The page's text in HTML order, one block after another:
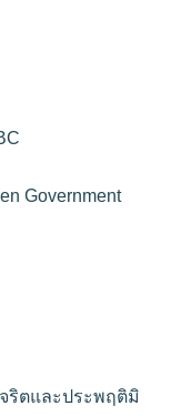
Government
ริตและประพฤติมิ